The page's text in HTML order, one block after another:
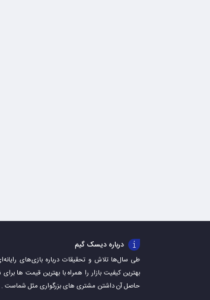
درباره دیسک گیم
طی سال‌ها تلاش و تحقیقات درباره بازی‌های
بهترین کیفیت بازار را همراه با بهترین قیمت ها
حاصل آن داشتن مشتری های بزرگواری مثل شماست .